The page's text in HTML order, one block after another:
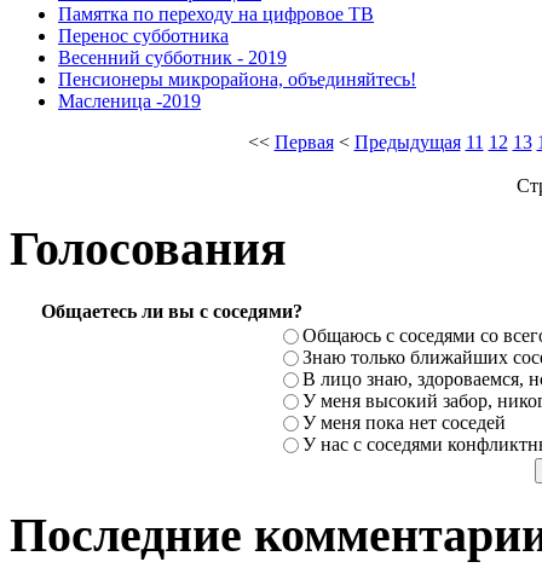
Памятка по переходу на цифровое ТВ
Перенос субботника
Весенний субботник - 2019
Пенсионеры микрорайона, объединяйтесь!
Масленица -2019
<< Первая< Предыдущая 11 12 13
Голосования
Общаетесь ли вы с соседями?
Общаюсь с соседями со
Знаю только ближайших
В лицо знаю, здороваемся,
У меня высокий забор,
У меня пока нет соседей
У нас с соседями
Последние